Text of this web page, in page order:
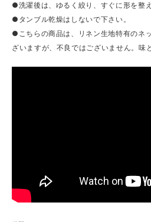
●洗濯後は、ゆるく絞り、すぐに形を整
●タンブル乾燥はしないで下さい。
●こちらの商品は、リネン生地特有のネ
ざいますが、不良ではございません。味